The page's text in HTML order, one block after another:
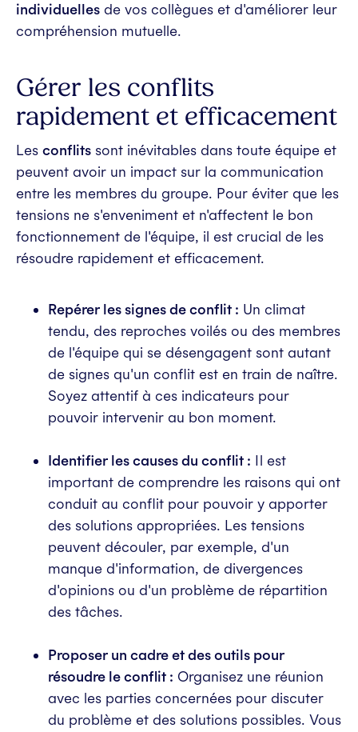
individuelles de vos collègues et d'améliorer leur
compréhension mutuelle.
Gérer les conflits
rapidement et efficacement
Les conflits sont inévitables dans toute équipe et
peuvent avoir un impact sur la communication
entre les membres du groupe. Pour éviter que les
tensions ne s'enveniment et n'affectent le bon
fonctionnement de l'équipe, il est crucial de les
résoudre rapidement et efficacement.
Repérer les signes de conflit : Un climat
tendu, des reproches voilés ou des membres
de l'équipe qui se désengagent sont autant
de signes qu'un conflit est en train de naître.
Soyez attentif à ces indicateurs pour
pouvoir intervenir au bon moment.
Identifier les causes du conflit : Il est
important de comprendre les raisons qui ont
conduit au conflit pour pouvoir y apporter
des solutions appropriées. Les tensions
peuvent découler, par exemple, d'un
manque d'information, de divergences
d'opinions ou d'un problème de répartition
des tâches.
Proposer un cadre et des outils pour
résoudre le conflit : Organisez une réunion
avec les parties concernées pour discuter
du problème et des solutions possibles. Vous